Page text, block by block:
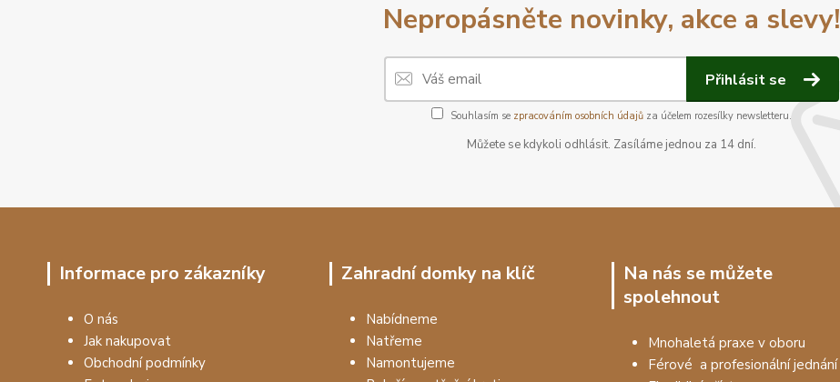
Nepropásněte novinky, akce a slevy!
Přihlásit se
Souhlasím se zpracováním osobních údajů za účelem rozesílky newsletteru.
Můžete se kdykoli odhlásit. Zasíláme jednou za 14 dní.
Informace pro zákazníky
O nás
Jak nakupovat
Obchodní podmínky
Zahradní domky na klíč
Nabídneme
Natřeme
Namontujeme
Na nás se můžete
spolehnout
Mnohaletá praxe v oboru
Férové a profesionální jednání